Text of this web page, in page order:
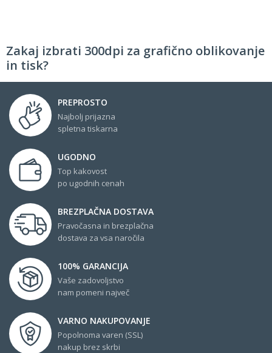
Zakaj izbrati 300dpi za grafično oblikovanje
in tisk?
PREPROSTO
Najbolj prijazna
spletna tiskarna
UGODNO
Top kakovost
po ugodnih cenah
BREZPLAČNA DOSTAVA
Pravočasna in brezplačna
dostava za vsa naročila
100% GARANCIJA
Vaše zadovoljstvo
nam pomeni največ
VARNO NAKUPOVANJE
Popolnoma varen (SSL)
nakup brez skrbi